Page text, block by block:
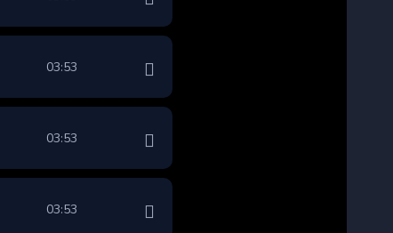
03:53
03:53
03:53